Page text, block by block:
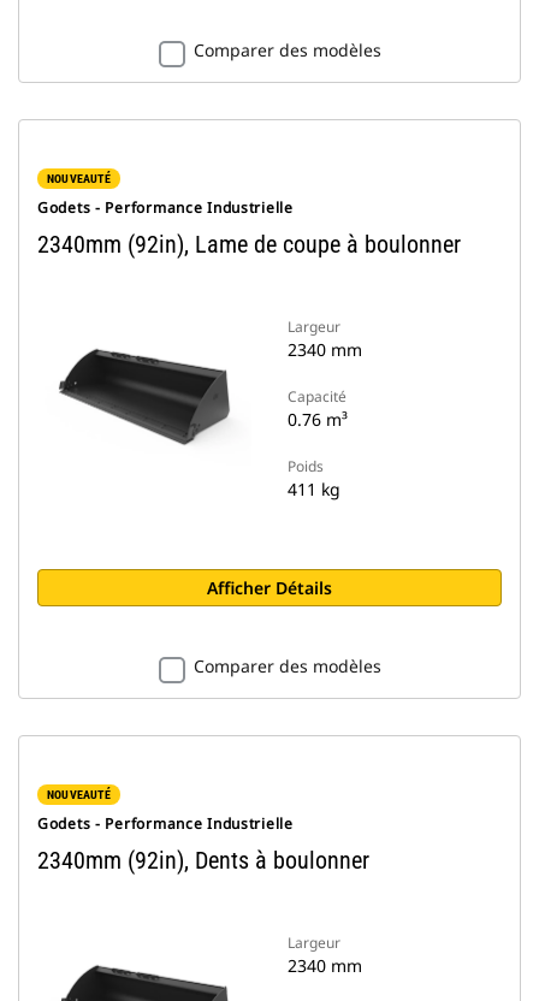
Comparer des modèles
NOUVEAUTÉ
Godets - Performance Industrielle
2340mm (92in), Lame de coupe à boulonner
Largeur
2340 mm
Capacité
0.76 m³
Poids
411 kg
Afficher Détails
Comparer des modèles
NOUVEAUTÉ
Godets - Performance Industrielle
2340mm (92in), Dents à boulonner
Largeur
2340 mm